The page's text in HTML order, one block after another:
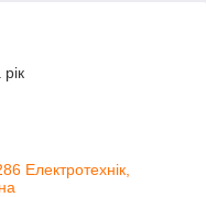
Електротехнік,